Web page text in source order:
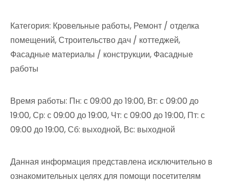
Категория: Кровельные работы, Ремонт / отделка
помещений, Строительство дач / коттеджей,
Фасадные материалы / конструкции, Фасадные
работы
Время работы: Пн: с 09:00 до 19:00, Вт: с 09:00 до
19:00, Ср: с 09:00 до 19:00, Чт: с 09:00 до 19:00, Пт: с
09:00 до 19:00, Сб: выходной, Вс: выходной
Данная информация представлена исключительно в
ознакомительных целях для помощи посетителям